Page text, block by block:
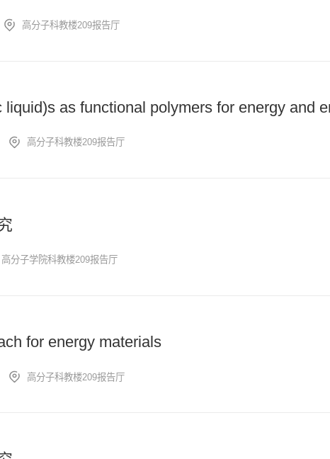
高分子科教楼209报告厅
as functional polymers for energy and
高分子科教楼209报告厅
高分子学院科教楼209报告厅
for energy materials
高分子科教楼209报告厅